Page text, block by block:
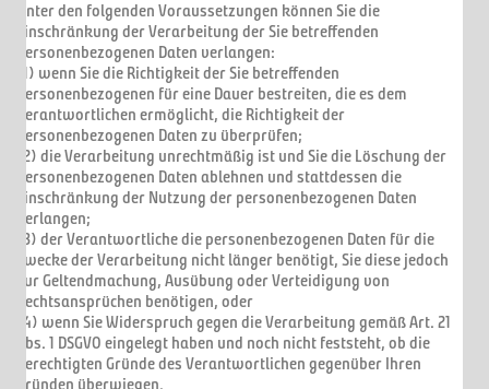
Unter den folgenden Voraussetzungen können Sie die
Einschränkung der Verarbeitung der Sie betreffenden
personenbezogenen Daten verlangen:
(1) wenn Sie die Richtigkeit der Sie betreffenden
personenbezogenen für eine Dauer bestreiten, die es dem
Verantwortlichen ermöglicht, die Richtigkeit der
personenbezogenen Daten zu überprüfen;
(2) die Verarbeitung unrechtmäßig ist und Sie die Löschung der
personenbezogenen Daten ablehnen und stattdessen die
Einschränkung der Nutzung der personenbezogenen Daten
verlangen;
(3) der Verantwortliche die personenbezogenen Daten für die
Zwecke der Verarbeitung nicht länger benötigt, Sie diese jedoch
zur Geltendmachung, Ausübung oder Verteidigung von
Rechtsansprüchen benötigen, oder
(4) wenn Sie Widerspruch gegen die Verarbeitung gemäß Art. 21
Abs. 1 DSGVO eingelegt haben und noch nicht feststeht, ob die
berechtigten Gründe des Verantwortlichen gegenüber Ihren
Gründen überwiegen.